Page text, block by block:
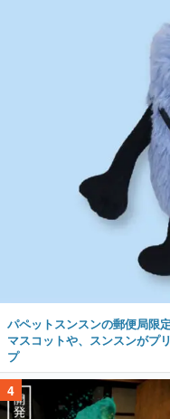
パペットスンスンの郵便局限
マスコットや、スンスンがプ
プ
4